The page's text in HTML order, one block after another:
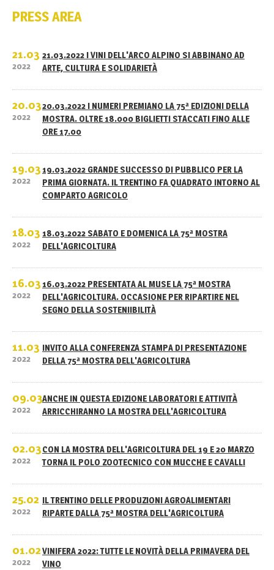
PRESS AREA
21.03
2022
21.03.2022 I VINI DELL'ARCO ALPINO SI ABBINANO AD
ARTE, CULTURA E SOLIDARIETÀ
20.03
2022
20.03.2022 I NUMERI PREMIANO LA 75ª EDIZIONI DELLA
MOSTRA. OLTRE 18.000 BIGLIETTI STACCATI FINO ALLE
ORE 17.00
19.03
2022
19.03.2022 GRANDE SUCCESSO DI PUBBLICO PER LA
PRIMA GIORNATA. IL TRENTINO FA QUADRATO INTORNO AL
COMPARTO AGRICOLO
18.03
2022
18.03.2022 SABATO E DOMENICA LA 75ª MOSTRA
DELL'AGRICOLTURA
16.03
2022
16.03.2022 PRESENTATA AL MUSE LA 75ª MOSTRA
DELL'AGRICOLTURA. OCCASIONE PER RIPARTIRE NEL
SEGNO DELLA SOSTENIIBILITÀ
11.03
2022
INVITO ALLA CONFERENZA STAMPA DI PRESENTAZIONE
DELLA 75ª MOSTRA DELL'AGRICOLTURA
09.03
2022
ANCHE IN QUESTA EDIZIONE LABORATORI E ATTIVITÀ
ARRICCHIRANNO LA MOSTRA DELL'AGRICOLTURA
02.03
2022
CON LA MOSTRA DELL'AGRICOLTURA DEL 19 E 20 MARZO
TORNA IL POLO ZOOTECNICO CON MUCCHE E CAVALLI
25.02
2022
IL TRENTINO DELLE PRODUZIONI AGROALIMENTARI
RIPARTE DALLA 75ª MOSTRA DELL'AGRICOLTURA
01.02
2022
VINIFERA 2022: TUTTE LE NOVITÀ DELLA PRIMAVERA DEL
VINO